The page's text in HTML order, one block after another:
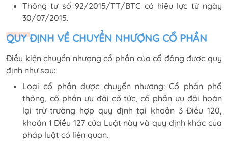
Thông tư số 92/2015/TT/BTC có hiệu lực từ ngày
30/07/2015.
QUY ĐỊNH VỀ CHUYỂN NHƯỢNG CỔ PHẦN
Điều kiện chuyển nhượng cổ phần của cổ đông được quy
định như sau:
Loại cổ phần được chuyển nhượng: Cổ phần phổ
thông, cổ phần ưu đãi cổ tức, cổ phần ưu đãi hoàn
lại trừ trường hợp quy định tại khoản 3 Điều 120,
khoản 1 Điều 127 của Luật này và quy định khác của
pháp luật có liên quan.